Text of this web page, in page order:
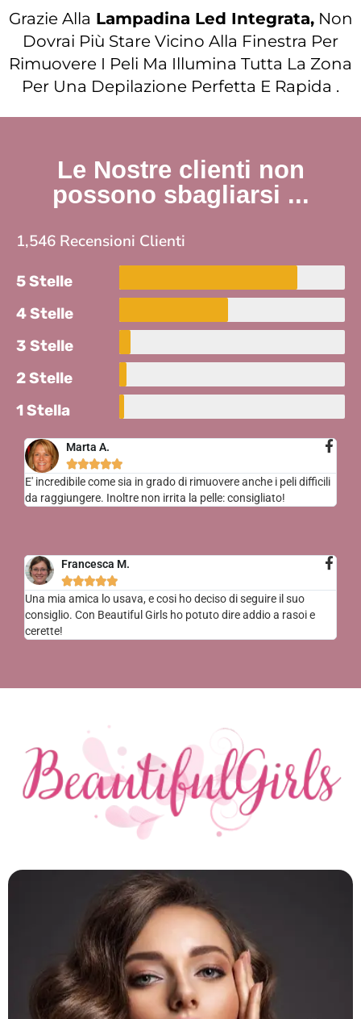
Grazie Alla Lampadina Led Integrata,Non
Dovrai Più Stare Vicino Alla Finestra Per
Rimuovere I Peli Ma Illumina Tutta La Zona
Per Una Depilazione Perfetta E Rapida .
Le Nostre clienti non
possono sbagliarsi ...
1,546 Recensioni Clienti
5 Stelle
4 Stelle
3 Stelle
2 Stelle
1 Stella
Marta A.

E' incredibile come sia in grado di rimuovere anche i peli difficili
da raggiungere. Inoltre non irrita la pelle: consigliato!
Francesca M.

Una mia amica lo usava, e cosi ho deciso di seguire il suo
consiglio. Con Beautiful Girls ho potuto dire addio a rasoi e
cerette!